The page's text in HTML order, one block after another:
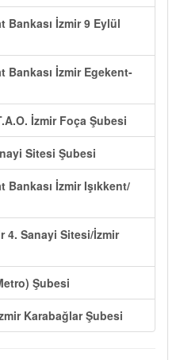
İzmir 9 Eylül
İzmir Egekent-
İzmir Foça Şubesi
Sitesi Şubesi
İzmir Işıkkent/
4. Sanayi Sitesi/İzmir
Şubesi
Karabağlar Şubesi